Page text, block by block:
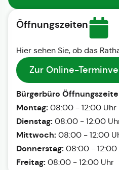
Öffnungszeiten
Hier sehen Sie, ob das
Zur Online-
Bürgerbüro
Montag: 08:00 - 12:00 Uhr
Dienstag: 08:00 - 12:00
Mittwoch: 08:00 - 12:00
Donnerstag: 08:00 - 12:00
Freitag: 08:00 - 12:00 Uhr